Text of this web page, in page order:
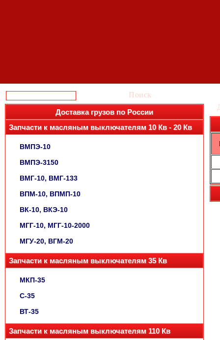
Поиск
Доставка грузов по России
Запчасти к масляным выключателям 10 Кв - 20 Кв
ВМПЭ-10
ВМПЭ-3150
ВМГ-10, ВМГ-133
ВПМ-10, ВПМП-10
ВК-10, ВКЭ-10
МГГ-10, МГГ-10-2000
МГУ-20, ВГМ-20
Запчасти к масляным выключателям 35 Кв
МКП-35
С-35
ВТ-35
Запчасти к масляным выключателям 110 Кв